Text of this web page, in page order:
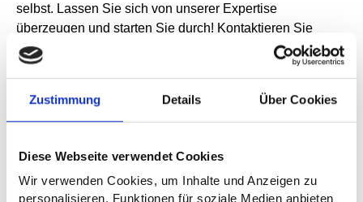
Zustimmung Details Über Cookies
Diese Webseite verwendet Cookies
Wir verwenden Cookies, um Inhalte und Anzeigen zu
personalisieren, Funktionen für soziale Medien anbieten
selbst. Lassen Sie sich von unserer Expertise
überzeugen und starten Sie durch! Kontaktieren Sie
uns noch heute und machen Sie den ersten Schritt in
eine erfolgreiche Zukunft.